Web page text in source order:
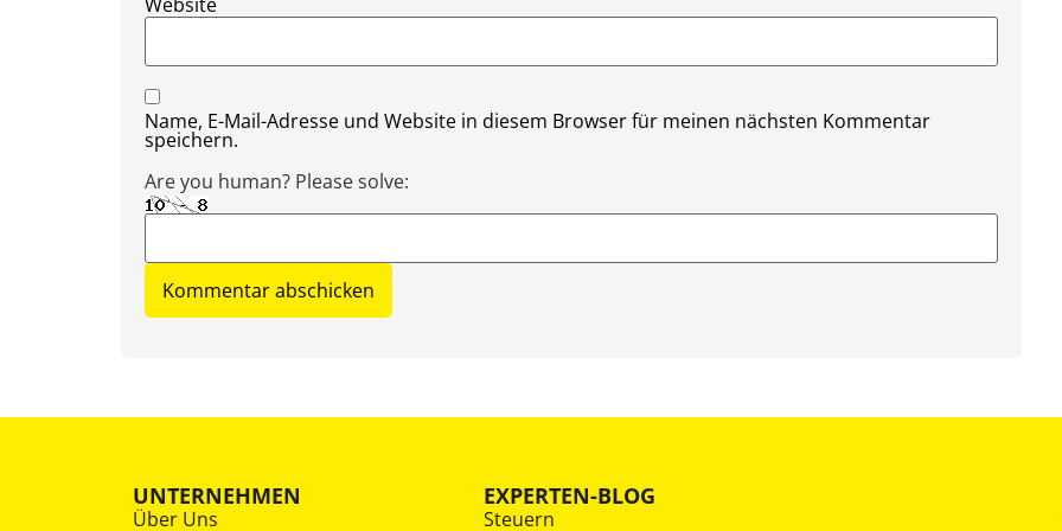
Name, E-Mail-Adresse und Website in diesem Browser für meinen nächsten Kommentar
speichern.
Are you human? Please solve:
UNTERNEHMEN
Über Uns
EXPERTEN-BLOG
Steuern